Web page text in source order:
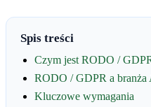
Spis treści
Czym jest RODO /
RODO / GDPR a branża
Kluczowe wymagania